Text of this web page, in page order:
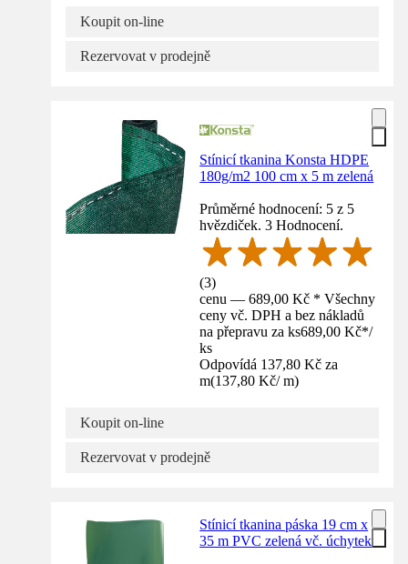
Koupit on-line
Rezervovat v prodejně
Stínicí tkanina Konsta HDPE
180g/m2 100 cm x 5 m zelená
Průměrné hodnocení: 5 z 5
hvězdiček. 3 Hodnocení.
(3)
cenu — 689,00 Kč * Všechny
ceny vč. DPH a bez nákladů
na přepravu za ks689,00 Kč*/
ks
Odpovídá 137,80 Kč za
m(137,80 Kč/ m)
Koupit on-line
Rezervovat v prodejně
Stínicí tkanina páska 19 cm x
35 m PVC zelená vč. úchytek